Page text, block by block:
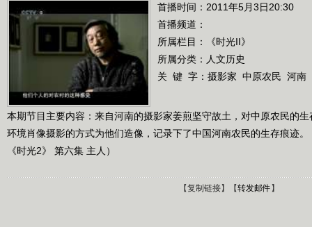
首播时间：2011年5月3日20:30
首播频道：
所属栏目：
《时光II》
所属分类：人文历史
关 键 字： 摄影家 中原农民 河南
本期节目主要内容：来自河南的摄影家姜煎坚守故土，对中原农民的
环境肖像摄影的方式为他们造像，记录下了中国河南农民的生存痕迹
《时光2》 第六集 主人）
【复制链接】【转发邮件】